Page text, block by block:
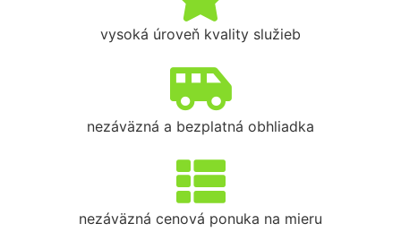
vysoká úroveň kvality služieb
nezáväzná a bezplatná obhliadka
nezáväzná cenová ponuka na mieru